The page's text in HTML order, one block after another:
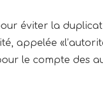
éviter la
appelée
le compte des